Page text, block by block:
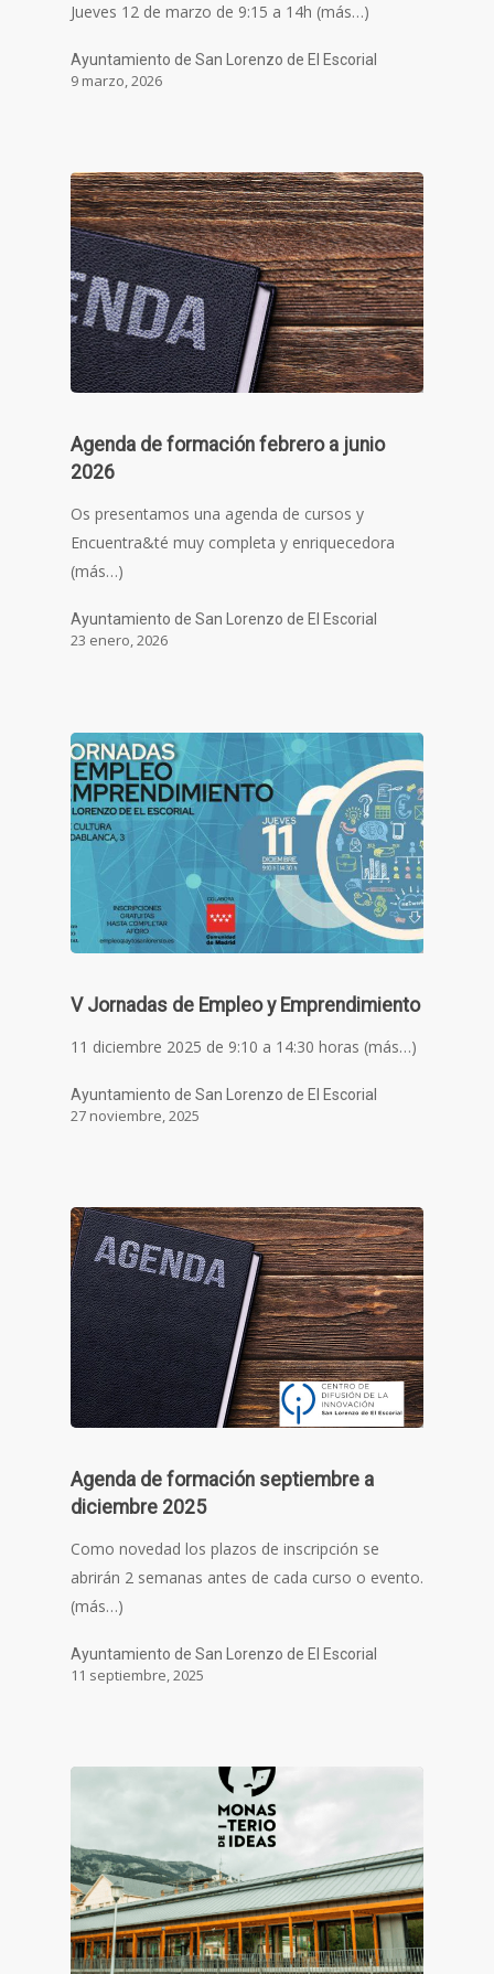
Jueves 12 de marzo de 9:15 a 14h (más…)
Ayuntamiento de San Lorenzo de El Escorial
9 marzo, 2026
Agenda de formación febrero a junio
2026
Os presentamos una agenda de cursos y
Encuentra&té muy completa y enriquecedora
(más…)
Ayuntamiento de San Lorenzo de El Escorial
23 enero, 2026
V Jornadas de Empleo y Emprendimiento
11 diciembre 2025 de 9:10 a 14:30 horas (más…)
Ayuntamiento de San Lorenzo de El Escorial
27 noviembre, 2025
Agenda de formación septiembre a
diciembre 2025
Como novedad los plazos de inscripción se
abrirán 2 semanas antes de cada curso o evento.
(más…)
Ayuntamiento de San Lorenzo de El Escorial
11 septiembre, 2025